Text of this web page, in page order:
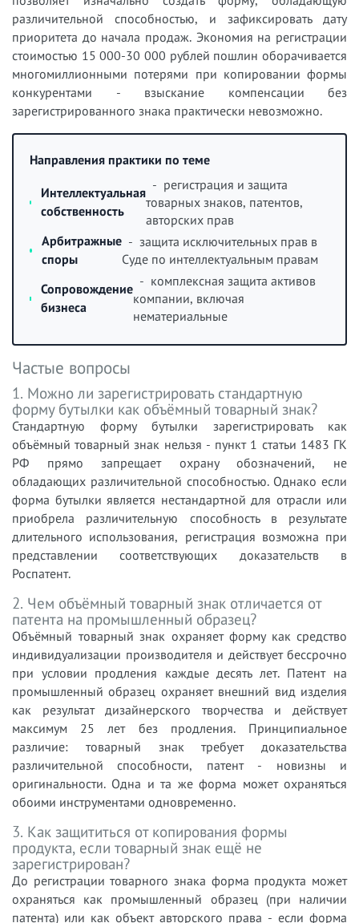
различительной способностью, и зафиксировать дату
приоритета до начала продаж. Экономия на регистрации
стоимостью 15 000-30 000 рублей пошлин оборачивается
многомиллионными потерями при копировании формы
конкурентами - взыскание компенсации без
зарегистрированного знака практически невозможно.
Направления практики по теме
Интеллектуальная
собственность
- регистрация и защита
товарных знаков, патентов,
авторских прав
Арбитражные
споры
- защита исключительных прав в
Суде по интеллектуальным правам
Сопровождение
бизнеса
- комплексная защита активов
компании, включая
нематериальные
Частые вопросы
1. Можно ли зарегистрировать стандартную
форму бутылки как объёмный товарный знак?
Стандартную форму бутылки зарегистрировать как
объёмный товарный знак нельзя - пункт 1 статьи 1483 ГК
РФ прямо запрещает охрану обозначений, не
обладающих различительной способностью. Однако если
форма бутылки является нестандартной для отрасли или
приобрела различительную способность в результате
длительного использования, регистрация возможна при
представлении соответствующих доказательств в
Роспатент.
2. Чем объёмный товарный знак отличается от
патента на промышленный образец?
Объёмный товарный знак охраняет форму как средство
индивидуализации производителя и действует бессрочно
при условии продления каждые десять лет. Патент на
промышленный образец охраняет внешний вид изделия
как результат дизайнерского творчества и действует
максимум 25 лет без продления. Принципиальное
различие: товарный знак требует доказательства
различительной способности, патент - новизны и
оригинальности. Одна и та же форма может охраняться
обоими инструментами одновременно.
3. Как защититься от копирования формы
продукта, если товарный знак ещё не
зарегистрирован?
До регистрации товарного знака форма продукта может
охраняться как промышленный образец (при наличии
патента) или как объект авторского права - если форма